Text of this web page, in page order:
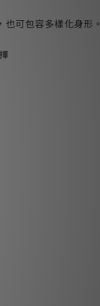
也可包容多樣化身形。